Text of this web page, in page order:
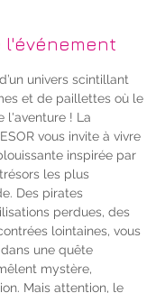
l'événement
univers scintillant
et de paillettes où le
l'aventure ! La
vous invite à vivre
inspirée par
les plus
Des pirates
perdues, des
lointaines, vous
une quête
mystère,
Mais attention, le